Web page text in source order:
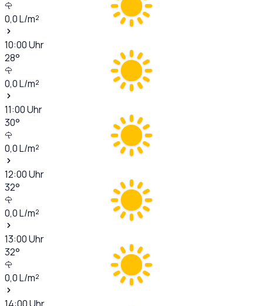
0,0L/m²
10:00Uhr
28°
0,0L/m²
11:00Uhr
30°
0,0L/m²
12:00Uhr
32°
0,0L/m²
13:00Uhr
32°
0,0L/m²